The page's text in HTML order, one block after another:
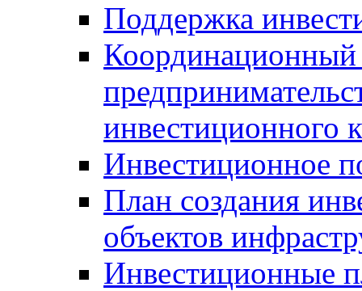
Поддержка
Координационный
инвестиционного
Инвестиционное
План создания
объектов
Инвестиционные